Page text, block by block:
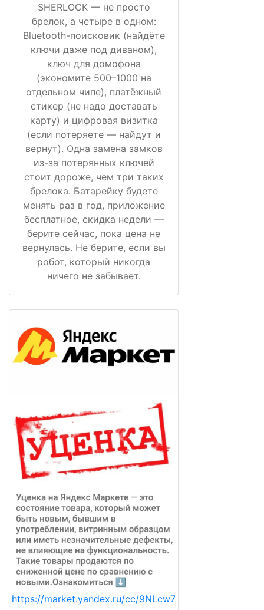
SHERLOCK — не просто
брелок, а четыре в одном:
Bluetooth-поисковик (найдёте
ключи даже под диваном),
ключ для домофона
(экономите 500–1000 на
отдельном чипе), платёжный
стикер (не надо доставать
карту) и цифровая визитка
(если потеряете — найдут и
вернут). Одна замена замков
из-за потерянных ключей
стоит дороже, чем три таких
брелока. Батарейку будете
менять раз в год, приложение
бесплатное, скидка недели —
берите сейчас, пока цена не
вернулась. Не берите, если вы
робот, который никогда
ничего не забывает.
https://market.yandex.ru/cc/9NLcw7